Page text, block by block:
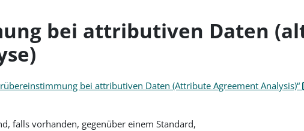
bei attributiven Daten
bei attributiven Daten (Attribute Agreement Analysis)“
falls vorhanden, gegenüber einem Standard,